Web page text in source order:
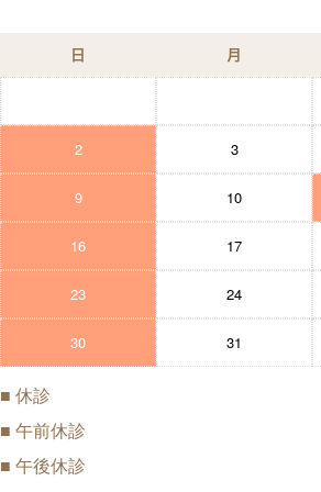
日 月
2 3
9 10
16 17
23 24
30 31
■ 休診
■ 午前休診
■ 午後休診